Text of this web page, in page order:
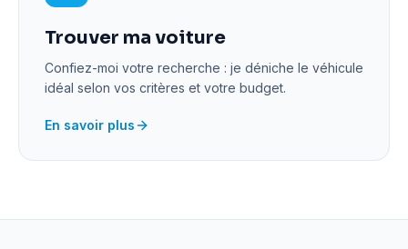
Trouver ma voiture
Confiez-moi votre recherche : je déniche le véhicule
idéal selon vos critères et votre budget.
En savoir plus